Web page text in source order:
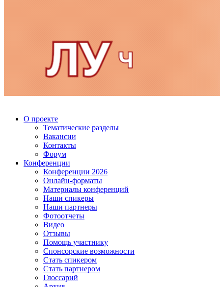
О проекте
Тематические разделы
Вакансии
Контакты
Форум
Конференции
Конференции 2026
Онлайн-форматы
Материалы конференций
Наши спикеры
Наши партнеры
Фотоотчеты
Видео
Отзывы
Помощь участнику
Спонсорские возможности
Стать спикером
Стать партнером
Глоссарий